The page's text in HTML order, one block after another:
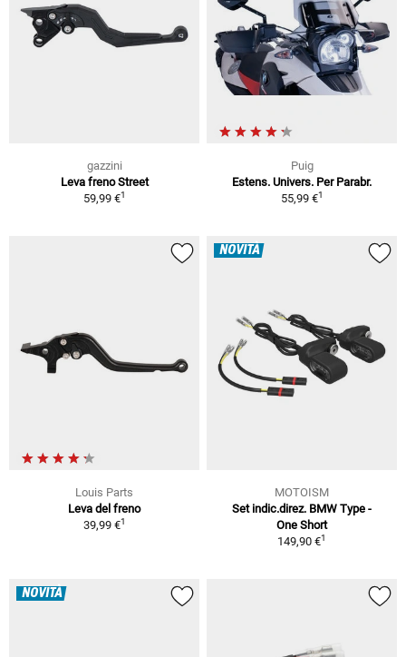
gazzini
Leva freno Street
59,99 €1
Puig
Estens. Univers. Per Parabr.
55,99 €1
Louis Parts
Leva del freno
39,99 €1
NOVITÀ
MOTOISM
Set indic.direz. BMW Type -
One Short
149,90 €1
NOVITÀ